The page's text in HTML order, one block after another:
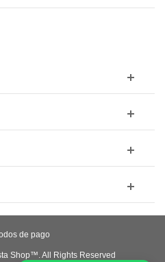
Shop™. All Rights Reserved